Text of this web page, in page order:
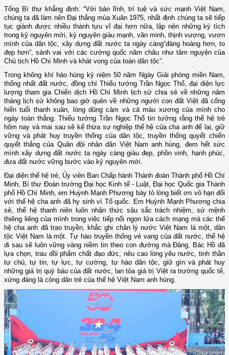
Tổng Bí thư khẳng định: “Với bản lĩnh, trí tuệ và sức mạnh Việt Nam,
chúng ta đã làm nên Đại thắng mùa Xuân 1975, nhất định chúng ta sẽ tiếp
tục giành được nhiều thành tựu vĩ đại hơn nữa, lập nên những kỳ tích
trong kỷ nguyên mới, kỷ nguyên giàu mạnh, văn minh, thịnh vượng, vươn
mình của dân tộc, xây dựng đất nước ta ngày càng“đàng hoàng hơn, to
đẹp hơn”, sánh vai với các cường quốc năm châu như tâm nguyện của
Chủ tịch Hồ Chí Minh và khát vọng của toàn dân tộc”.
Trong không khí hào hùng kỷ niệm 50 năm Ngày Giải phóng miền Nam,
thống nhất đất nước, đồng chí Thiếu tướng Trần Ngọc Thổ, đại diện lực
lượng tham gia Chiến dịch Hồ Chí Minh lịch sử chia sẻ về những năm
tháng lịch sử không bao giờ quên về những người con đất Việt đã cống
hiến tuổi thanh xuân, lòng dũng cảm và cả máu xương của mình cho
ngày toàn thắng. Thiếu tướng Trần Ngọc Thổ tin tưởng rằng thế hệ trẻ
hôm nay và mai sau sẽ kế thừa sự nghiệp thế hệ của cha anh để lại, giữ
vững và phát huy truyền thống của dân tộc, truyền thống quyết chiến
quyết thắng của Quân đội nhân dân Việt Nam anh hùng, đem hết sức
mình xây dựng đất nước ta ngày càng giàu đẹp, phồn vinh, hạnh phúc,
đưa đất nước vững bước vào kỷ nguyên mới.
Đại diện thế hệ trẻ, Ủy viên Ban Chấp hành Thành đoàn Thành phố Hồ Chí
Minh, Bí thư Đoàn trường Đại học Kinh tế - Luật, Đại học Quốc gia Thành
phố Hồ Chí Minh, em Huỳnh Mạnh Phương bày tỏ lòng biết ơn vô hạn đối
với thế hệ cha anh đã hy sinh vì Tổ quốc. Em Huỳnh Mạnh Phương chia
sẻ, thế hệ thanh niên luôn nhận thức sâu sắc trách nhiệm, sứ mệnh
thiêng liêng của mình trong việc tiếp nối ngọn lửa cách mạng mà các thế
hệ cha anh đã trao truyền, khắc ghi chân lý nước Việt Nam là một, dân
tộc Việt Nam là một. Tự hào truyền thống vẻ vang của đất nước, thế hệ
đi sau sẽ luôn vững vàng niềm tin theo con đường mà Đảng, Bác Hồ đã
lựa chọn, trau dồi phẩm chất đạo đức, nêu cao lòng yêu nước, tinh thần
tự chủ, tự tin, tự lực, tự cường, tự hào dân tộc, giữ gìn và phát huy
những giá trị quý báu của đất nước, lan tỏa giá trị Việt ra trường quốc tế,
xứng đáng là công dân trẻ của thế hệ Việt Nam anh hùng.